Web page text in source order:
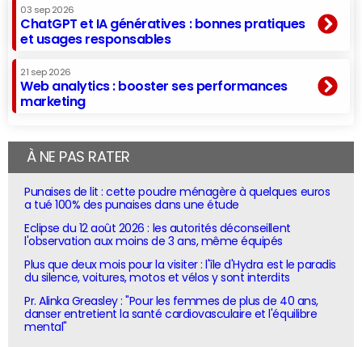
03 sep 2026
ChatGPT et IA génératives : bonnes pratiques
et usages responsables
21 sep 2026
Web analytics : booster ses performances
marketing
À NE PAS RATER
Punaises de lit : cette poudre ménagère à quelques euros
a tué 100% des punaises dans une étude
Eclipse du 12 août 2026 : les autorités déconseillent
l'observation aux moins de 3 ans, même équipés
Plus que deux mois pour la visiter : l'île d'Hydra est le paradis
du silence, voitures, motos et vélos y sont interdits
Pr. Alinka Greasley : "Pour les femmes de plus de 40 ans,
danser entretient la santé cardiovasculaire et l'équilibre
mental"